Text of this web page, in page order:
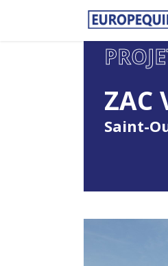
ZAC
Saint-